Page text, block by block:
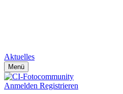
Aktuelles
Menü
Anmelden Registrieren